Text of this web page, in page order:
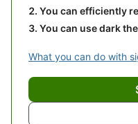
You can efficiently
You can use dark
What you can do with